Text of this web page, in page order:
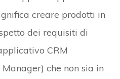
creare prodotti in
dei requisiti di
CRM
che non sia in